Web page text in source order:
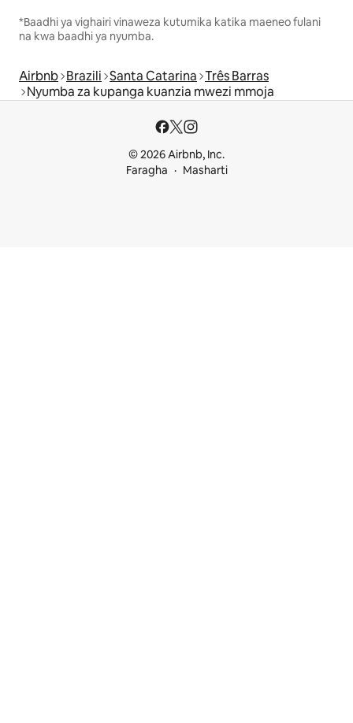
*Baadhi ya vighairi vinaweza kutumika katika maeneo fulani
na kwa baadhi ya nyumba.
Airbnb Brazili Santa Catarina Três Barras
Nyumba za kupanga kuanzia mwezi mmoja
© 2026 Airbnb, Inc.
Faragha
Masharti